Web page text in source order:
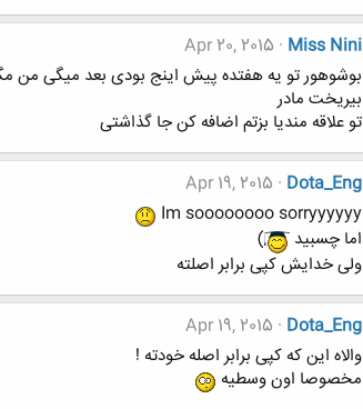
Miss Nini
Apr 20, 2015
بوشوهور تو یه هفتده پیش اینج بودی بعد میگی من
بیریخت مادر
تو علاقه مندیا بزتم اضافه کن جا گذاشتی
Dota_Eng
Apr 19, 2015
Im soooooooo sorryyyyyy
اما چسبید
)
ولی خدایش کپی برابر اصلته
Dota_Eng
Apr 19, 2015
والاه این که کپی برابر اصله خودته !
مخصوصا اون وسطیه